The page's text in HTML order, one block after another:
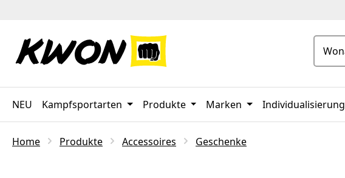
NEU Kampfsportarten Produkte Marken Individualisierung
Home Produkte Accessoires Geschenke